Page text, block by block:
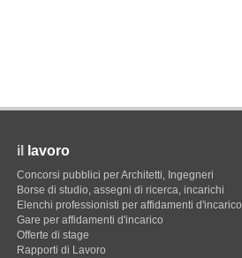
il lavoro
Concorsi pubblici per Architetti, Ingegneri
Borse di studio, assegni di ricerca, incarichi
Elenchi professionisti per affidamenti d'incarico
Gare per affidamenti d'incarico
Offerte di stage
Rapporti di Lavoro